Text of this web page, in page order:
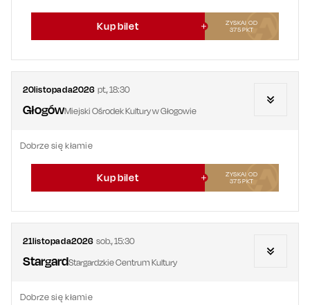
Kup bilet
ZYSKAJ OD
375PKT
20listopada2026 pt.,18:30
GłogówMiejski Ośrodek Kultury w Głogowie
Dobrze się kłamie
Kup bilet
ZYSKAJ OD
375PKT
21listopada2026 sob.,15:30
StargardStargardzkie Centrum Kultury
Dobrze się kłamie